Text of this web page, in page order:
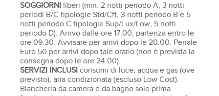
SOGGIORNI liberi (min. 2 notti periodo A, 3 notti
periodi B/C tipologie Std/Cft, 3 notti periodo B e 5
notti periodo C tipologie Sup/Lux/Low, 5 notti
periodo D). Arrivo dalle ore 17.00, partenza entro le
ore 09.30. Avvisare per arrivi dopo le 20.00. Penale
Euro 50 per arrivi dopo tale orario (non è prevista la
consegna dopo le ore 24.00).
SERVIZI INCLUSI consumi di luce, acqua e gas (ove
previsto), aria condizionata (escluso Low Cost).
Biancheria da camera e da bagno solo prima